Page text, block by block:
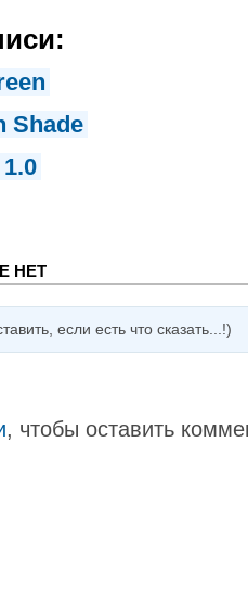
Shade
НЕТ
если есть что сказать...!)
, чтобы оставить